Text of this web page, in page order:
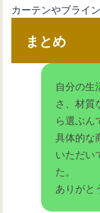
カーテンやブライ
まとめ
自分の生
さ、材質
ら選ぶん
具体的な
いただい
た。
ありがと